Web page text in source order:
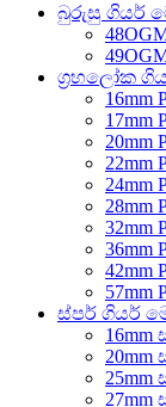
බුරුසු ගියර්
ග්‍රහලෝක
16mm
17mm
20mm
22mm
24mm
28mm
32mm
36mm
42mm
57mm
ස්පර් ගියර්